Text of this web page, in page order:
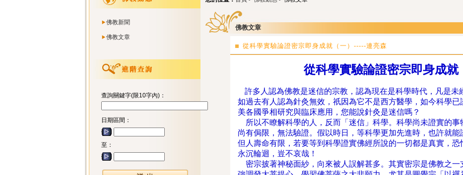
佛教新聞
佛教文章
查詢關鍵字(限10字內)：
日期區間：
至：
佛教文章
從科學實驗論證密宗即身成就（一）-----連亮森
從科學實驗論證密宗即身成就
許多人認為佛教是迷信的宗教，認為現在是科學時代，凡是未
如過去有人認為針灸無效，祇因為它不是西方醫學，如今科學
美各國爭相研究與臨床應用，您能說針灸是迷信嗎？
所以不瞭解科學的人，反而「迷信」科學。科學尚未證實的事
尚有侷限，無法驗證。假以時日，等科學更加先進時，也許就能
但人壽命有限，若要等到科學證實佛經所說的一切都是真實，
永沉輪迴，豈不哀哉！
密宗披著神秘面紗，向來被人誤解甚多。其實密宗是佛教之一